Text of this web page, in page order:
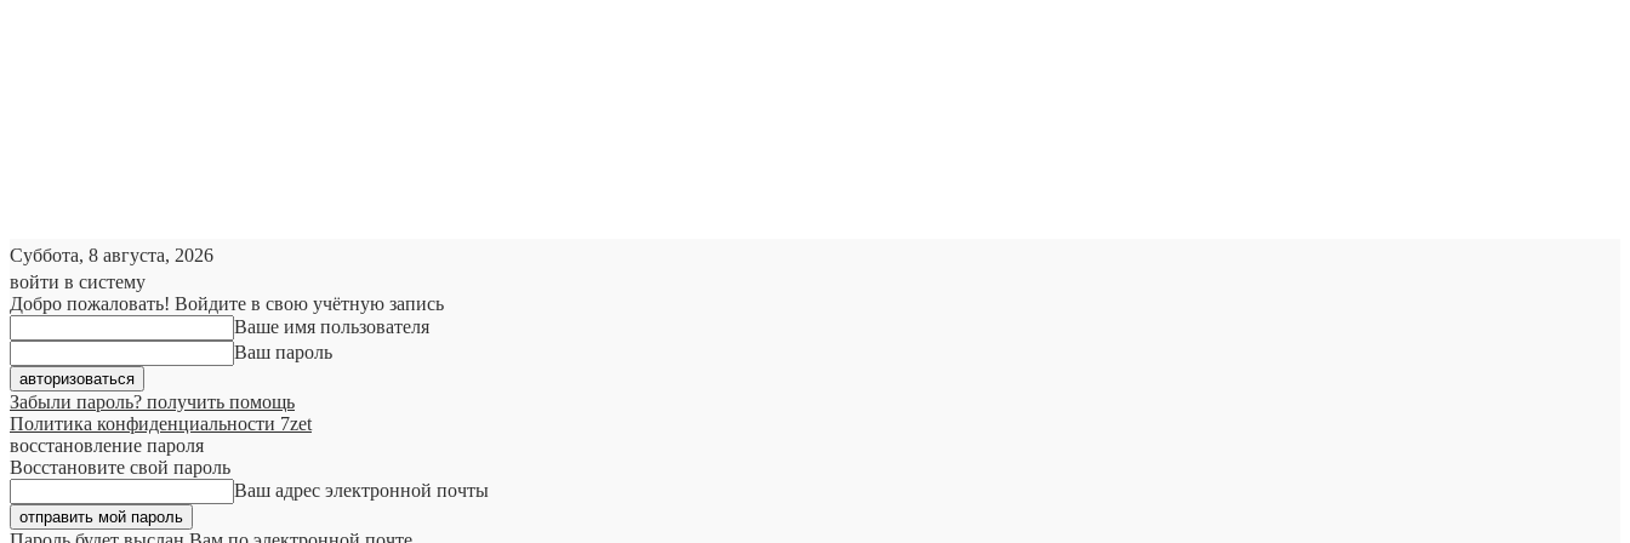
Суббота, 8 августа, 2026
войти в систему
Добро пожаловать! Войдите в свою учётную запись
Ваше имя пользователя
Ваш пароль
Забыли пароль? получить помощь
Политика конфиденциальности 7zet
восстановление пароля
Восстановите свой пароль
Ваш адрес электронной почты